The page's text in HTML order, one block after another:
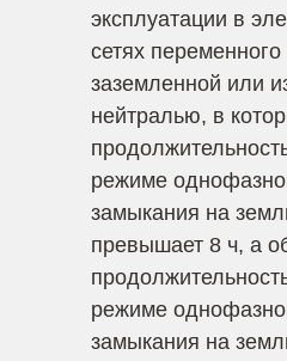
эксплуатации в
сетях
заземленной или
нейтралью, в
режиме
замыкания на
превышает 8 ч, а
режиме
замыкания на